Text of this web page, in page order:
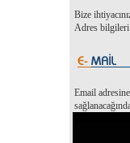
Bize
Adres
Email